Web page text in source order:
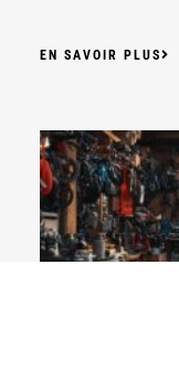
EN SAVOIR PLUS